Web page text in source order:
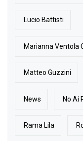
Lucio Battisti
Marianna Ventola
Matteo Guzzini
News No Ai
Rama Lila